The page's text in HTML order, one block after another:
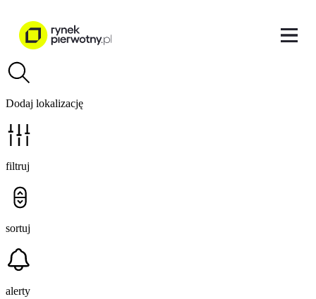
Dodaj lokalizację
filtruj
sortuj
alerty